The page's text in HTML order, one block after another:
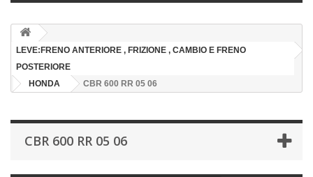
LEVE:FRENO ANTERIORE , FRIZIONE , CAMBIO E FRENO
POSTERIORE
HONDA
CBR 600 RR 05 06
CBR 600 RR 05 06